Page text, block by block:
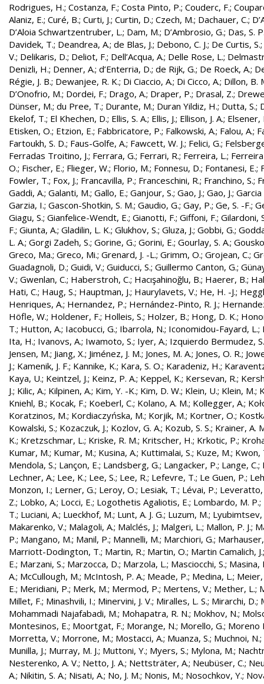
Rodrigues, H.; Costanza, F.; Costa Pinto, P.; Couderc, F.;
Alaniz, E.; Curé, B.; Curti, J.; Curtin, D.; Czech, M.; Dachauer, C.;
D’Aloia Schwartzentruber, L.; Dam, M.; D’Ambrosio, G.; Das, S.
Davidek, T.; Deandrea, A.; de Blas, J.; Debono, C. J.; De Curtis, S.;
V.; Delikaris, D.; Deliot, F.; Dell’Acqua, A.; Delle Rose, L.;
Denizli, H.; Denner, A.; d’Enterria, D.; de Rijk, G.; De Roeck, A.;
Régie, J. B.; Dewanjee, R. K.; Di Ciaccio, A.; Di Cicco, A.; Dillon, B.
D’Onofrio, M.; Dordei, F.; Drago, A.; Draper, P.; Drasal, Z.;
Dünser, M.; du Pree, T.; Durante, M.; Duran Yildiz, H.; Dutta, S.;
Ekelof, T.; El Khechen, D.; Ellis, S. A.; Ellis, J.; Ellison, J. A.; Elsener,
Etisken, O.; Etzion, E.; Fabbricatore, P.; Falkowski, A.; Falou, A.;
Fartoukh, S. D.; Faus-Golfe, A.; Fawcett, W. J.; Felici, G.;
Ferradas Troitino, J.; Ferrara, G.; Ferrari, R.; Ferreira, L.;
O.; Fischer, E.; Flieger, W.; Florio, M.; Fonnesu, D.; Fontanesi, E.;
Fowler, T.; Fox, J.; Francavilla, P.; Franceschini, R.; Franchino, S.;
Gaddi, A.; Galanti, M.; Gallo, E.; Ganjour, S.; Gao, J.; Gao, J.; Garcia
Garzia, I.; Gascon-Shotkin, S. M.; Gaudio, G.; Gay, P.; Ge, S. -F.;
Giagu, S.; Gianfelice-Wendt, E.; Gianotti, F.; Giffoni, F.; Gilardoni,
F.; Giunta, A.; Gladilin, L. K.; Glukhov, S.; Gluza, J.; Gobbi, G.;
L. A.; Gorgi Zadeh, S.; Gorine, G.; Gorini, E.; Gourlay, S. A.;
Greco, Ma.; Greco, Mi.; Grenard, J. -L.; Grimm, O.; Grojean, C.;
Guadagnoli, D.; Guidi, V.; Guiducci, S.; Guillermo Canton, G.;
V.; Gwenlan, C.; Haberstroh, C.; Hacışahinoğlu, B.; Haerer, B.;
Hati, C.; Haug, S.; Hauptman, J.; Haurylavets, V.; He, H. -J.;
Henriques, A.; Hernandez, P.; Hernández-Pinto, R. J.;
Höfle, W.; Holdener, F.; Holleis, S.; Holzer, B.; Hong, D. K.;
T.; Hutton, A.; Iacobucci, G.; Ibarrola, N.; Iconomidou-Fayard, L.;
Ita, H.; Ivanovs, A.; Iwamoto, S.; Iyer, A.; Izquierdo Bermudez, S.
Jensen, M.; Jiang, X.; Jiménez, J. M.; Jones, M. A.; Jones, O. R.;
J.; Kamenik, J. F.; Kannike, K.; Kara, S. O.; Karadeniz, H.;
Kaya, U.; Keintzel, J.; Keinz, P. A.; Keppel, K.; Kersevan, R.;
J.; Kilic, A.; Kilpinen, A.; Kim, Y. -K.; Kim, D. W.; Klein, U.; Klein, M.;
Kniehl, B.; Kocak, F.; Koeberl, C.; Kolano, A. M.; Kollegger, A.;
Koratzinos, M.; Kordiaczyńska, M.; Korjik, M.; Kortner, O.;
Kowalski, S.; Kozaczuk, J.; Kozlov, G. A.; Kozub, S. S.; Krainer, A.
K.; Kretzschmar, L.; Kriske, R. M.; Kritscher, H.; Krkotic, P.;
Kumar, M.; Kumar, M.; Kusina, A.; Kuttimalai, S.; Kuze, M.; Kwon,
Mendola, S.; Lançon, E.; Landsberg, G.; Langacker, P.; Lange, C.;
Lechner, A.; Lee, K.; Lee, S.; Lee, R.; Lefevre, T.; Le Guen, P.;
Monzon, I.; Lerner, G.; Leroy, O.; Lesiak, T.; Lévai, P.; Leveratto,
Z.; Lobko, A.; Locci, E.; Logothetis Agaliotis, E.; Lombardo, M. P.;
T.; Luciani, A.; Lueckhof, M.; Lunt, A. J. G.; Luzum, M.; Lyubimtsev,
Makarenko, V.; Malagoli, A.; Malclés, J.; Malgeri, L.; Mallon, P. J.;
P.; Mangano, M.; Manil, P.; Mannelli, M.; Marchiori, G.;
Marriott-Dodington, T.; Martin, R.; Martin, O.; Martin Camalich, J.
E.; Marzani, S.; Marzocca, D.; Marzola, L.; Masciocchi, S.; Masina,
A.; McCullough, M.; McIntosh, P. A.; Meade, P.; Medina, L.; Meier,
E.; Meridiani, P.; Merk, M.; Mermod, P.; Mertens, V.; Mether, L.;
Millet, F.; Minashvili, I.; Minervini, J. V.; Miralles, L. S.; Mirarchi, D.;
Mohammadi Najafabadi, M.; Mohapatra, R. N.; Mokhov, N.;
Montesinos, E.; Moortgat, F.; Morange, N.; Morello, G.; Moreno
Morretta, V.; Morrone, M.; Mostacci, A.; Muanza, S.; Muchnoi, N.;
Munilla, J.; Murray, M. J.; Muttoni, Y.; Myers, S.; Mylona, M.;
Nesterenko, A. V.; Netto, J. A.; Nettsträter, A.; Neubüser, C.;
A.; Nikitin, S. A.; Nisati, A.; No, J. M.; Nonis, M.; Nosochkov, Y.;